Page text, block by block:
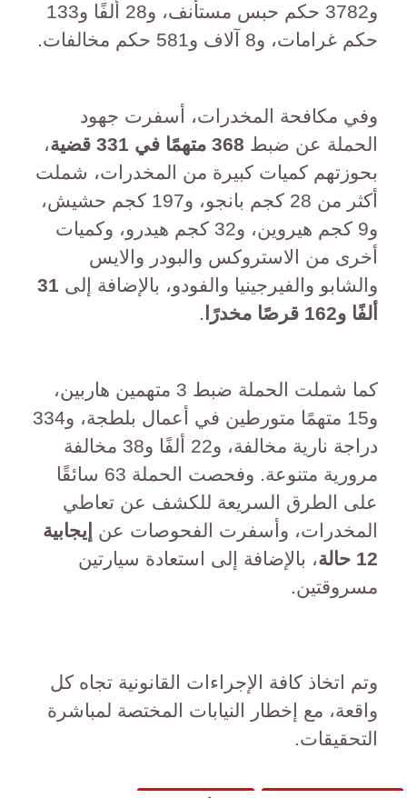
و3782 حكم حبس مستأنف، و28 ألفًا و133
حكم غرامات، و8 آلاف و581 حكم مخالفات.
وفي مكافحة المخدرات، أسفرت جهود
الحملة عن ضبط 368 متهمًا في 331 قضية
،
بحوزتهم كميات كبيرة من المخدرات، شملت
أكثر من 28 كجم بانجو، و197 كجم حشيش،
و9 كجم هيروين، و32 كجم هيدرو، وكميات
أخرى من الاستروكس والبودر والايس
والشابو والفيرجينيا والفودو، بالإضافة إلى 31
ألفًا و162 قرصًا مخدرًا
.
كما شملت الحملة ضبط 3 متهمين هاربين،
و15 متهمًا متورطين في أعمال بلطجة، و334
دراجة نارية مخالفة، و22 ألفًا و38 مخالفة
مرورية متنوعة. وفحصت الحملة 63 سائقًا
على الطرق السريعة للكشف عن تعاطي
المخدرات، وأسفرت الفحوصات عن
إيجابية
12 حالة
، بالإضافة إلى استعادة سيارتين
مسروقتين.
وتم اتخاذ كافة الإجراءات القانونية تجاه كل
واقعة، مع إخطار النيابات المختصة لمباشرة
التحقيقات.